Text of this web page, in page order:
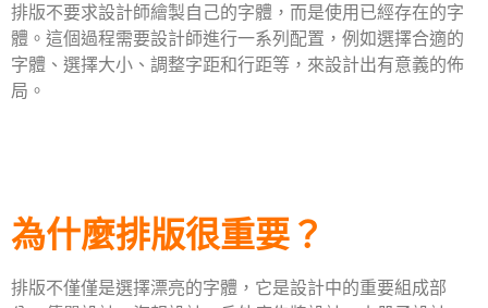
排版不要求設計師繪製自己的字體，而是使用已經存在的字
體。這個過程需要設計師進行一系列配置，例如選擇合適的
字體、選擇大小、調整字距和行距等，來設計出有意義的佈
局。
為什麼排版很重要？
排版不僅僅是選擇漂亮的字體，它是設計中的重要組成部